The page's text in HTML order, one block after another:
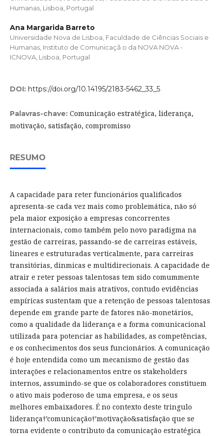
Humanas, Lisboa, Portugal
Ana Margarida Barreto
Universidade Nova de Lisboa, Faculdade de Ciências Sociais e
Humanas, Instituto de Comunicaçã o da NOVA NOVA -
ICNOVA, Lisboa, Portugal
DOI: https://doi.org/10.14195/2183-5462_33_5
Palavras-chave: Comunicação estratégica, liderança,
motivação, satisfação, compromisso
RESUMO
A capacidade para reter funcionários qualificados
apresenta-se cada vez mais como problemática, não só
pela maior exposição a empresas concorrentes
internacionais, como também pelo novo paradigma na
gestão de carreiras, passando-se de carreiras estáveis,
lineares e estruturadas verticalmente, para carreiras
transitórias, dinmicas e multidirecionais. A capacidade de
atrair e reter pessoas talentosas tem sido comummente
associada a salários mais atrativos, contudo evidências
empíricas sustentam que a retenção de pessoas talentosas
depende em grande parte de fatores não-monetários,
como a qualidade da liderança e a forma comunicacional
utilizada para potenciar as habilidades, as competências,
e os conhecimentos dos seus funcionários. A comunicação
é hoje entendida como um mecanismo de gestão das
interações e relacionamentos entre os stakeholders
internos, assumindo-se que os colaboradores constituem
o ativo mais poderoso de uma empresa, e os seus
melhores embaixadores. É no contexto deste tringulo
liderança†’comunicação†’motivação&satisfação que se
torna evidente o contributo da comunicação estratégica